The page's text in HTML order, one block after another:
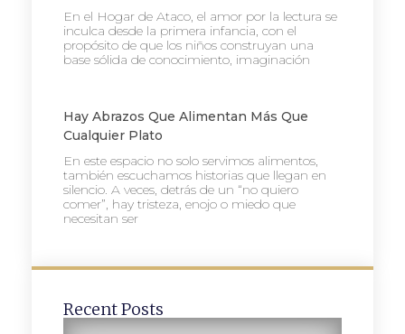
En el Hogar de Ataco, el amor por la lectura se
inculca desde la primera infancia, con el
propósito de que los niños construyan una
base sólida de conocimiento, imaginación
Hay Abrazos Que Alimentan Más Que
Cualquier Plato
En este espacio no solo servimos alimentos,
también escuchamos historias que llegan en
silencio. A veces, detrás de un “no quiero
comer”, hay tristeza, enojo o miedo que
necesitan ser
Recent Posts